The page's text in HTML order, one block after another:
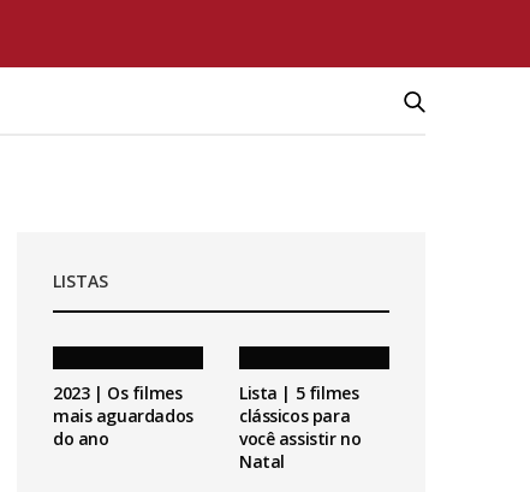
LISTAS
2023 | Os filmes
mais aguardados
do ano
Lista | 5 filmes
clássicos para
você assistir no
Natal